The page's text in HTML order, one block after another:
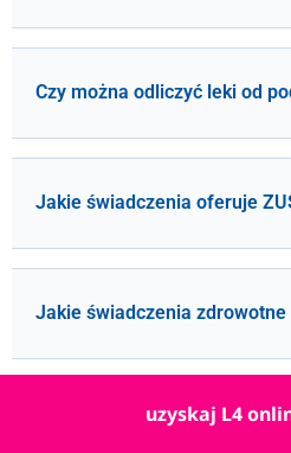
Czy można odliczyć leki od
Jakie świadczenia oferuje
Jakie świadczenia zdrowotne
Czy zus wpływa na
uzyskaj L4